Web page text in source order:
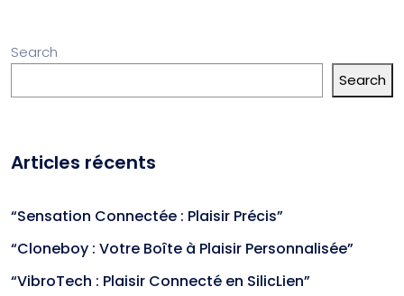
Search
Search
Articles récents
“Sensation Connectée : Plaisir Précis”
“Cloneboy : Votre Boîte à Plaisir Personnalisée”
“VibroTech : Plaisir Connecté en SilicLien”